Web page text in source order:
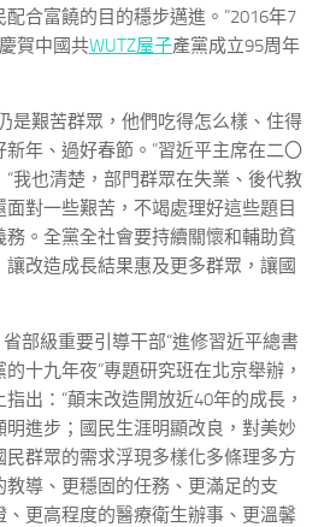
合富饒的目的穩步邁進。”2016年7
賀中國共WUTZ屋子產黨成立95周年
是艱苦群眾，他們吃得怎么樣、住得
年、過好春節。”習近平主席在二〇
我也清楚，部門群眾在失業、後代教
對一些艱苦，不竭處理好這些題目
。全黨全社會要持續關懷和輔助貧
改造成長結果惠及更多群眾，讓國
部級重要引導干部“進修習近平總書
十九年夜”專題研究班在北京舉辦，
出：“顛末改造開放近40年的成長，
進步；國民生涯明顯改良，對美妙
群眾的需求浮現多樣化多條理多方
導、更穩固的任務、更滿足的支
更高程度的醫療衛生辦事、更溫馨